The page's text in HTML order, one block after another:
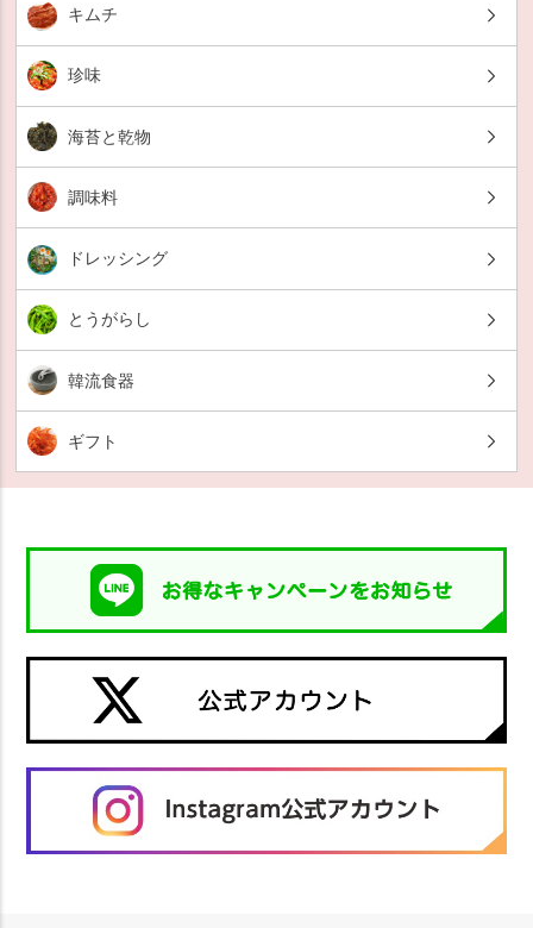
キムチ
珍味
海苔と乾物
調味料
ドレッシング
とうがらし
韓流食器
ギフト